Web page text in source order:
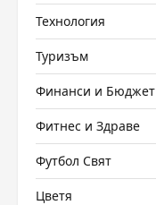
Технология
Туризъм
Финанси и Бюджет
Фитнес и Здраве
Футбол Свят
Цветя